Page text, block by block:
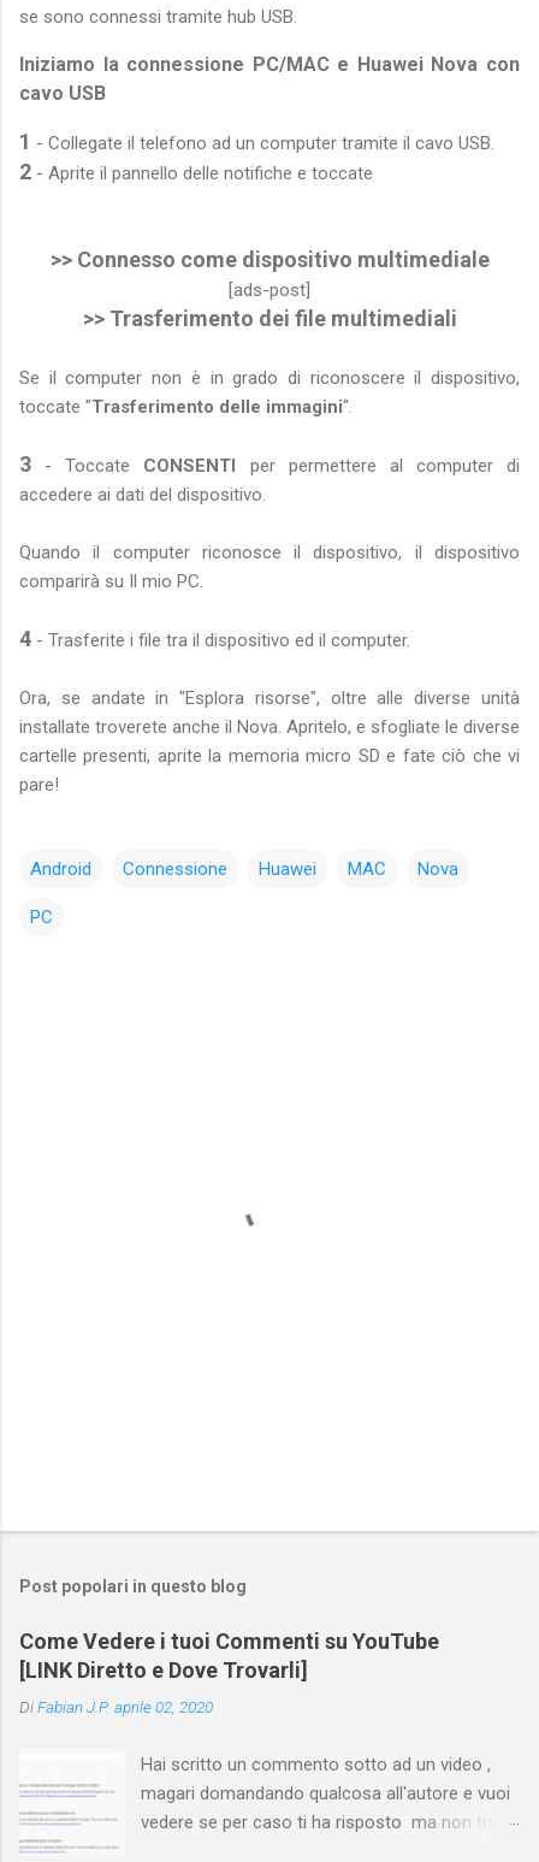
se sono connessi tramite hub USB.
Iniziamo la connessione PC/MAC e Huawei Nova con
cavo USB
1 - Collegate il telefono ad un computer tramite il cavo USB.
2 - Aprite il pannello delle notifiche e toccate
>> Connesso come dispositivo multimediale
[ads-post]
>> Trasferimento dei file multimediali
Se il computer non è in grado di riconoscere il dispositivo,
toccate "Trasferimento delle immagini".
3 - Toccate CONSENTI per permettere al computer di
accedere ai dati del dispositivo.
Quando il computer riconosce il dispositivo, il dispositivo
comparirà su Il mio PC.
4 - Trasferite i file tra il dispositivo ed il computer.
Ora, se andate in "Esplora risorse", oltre alle diverse unità
installate troverete anche il Nova. Apritelo, e sfogliate le diverse
cartelle presenti, aprite la memoria micro SD e fate ciò che vi
pare!
Android Connessione Huawei MAC Nova
PC
Post popolari in questo blog
Come Vedere i tuoi Commenti su YouTube
[LINK Diretto e Dove Trovarli]
DiFabian J.P. aprile 02, 2020
Hai scritto un commento sotto ad un video ,
magari domandando qualcosa all'autore e vuoi
vedere se per caso ti ha risposto ma non trovi